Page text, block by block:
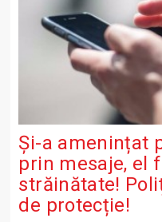
Și-a amenințat
prin mesaje, el
străinătate!
de protecție!